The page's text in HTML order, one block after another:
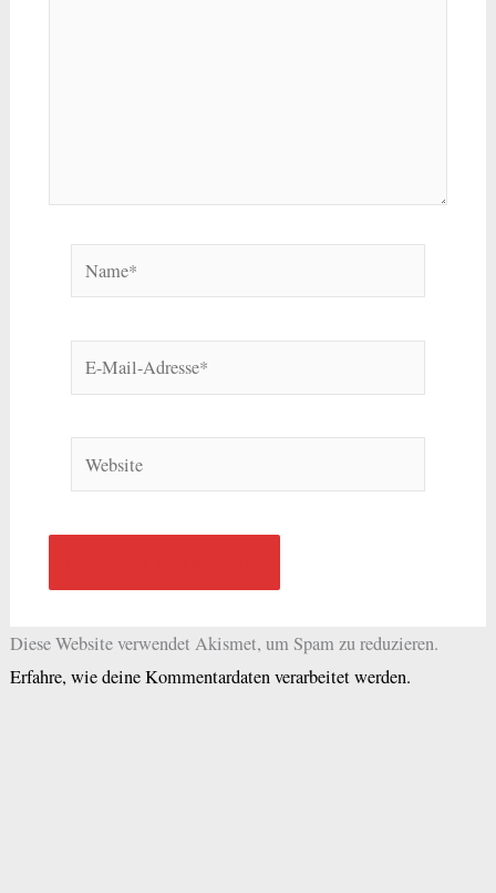
Name*
E-
Mail-
Website
Diese Website verwendet Akismet, um Spam zu reduzieren.
Erfahre, wie deine Kommentardaten verarbeitet werden.